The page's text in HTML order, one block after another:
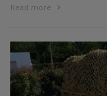
Read more